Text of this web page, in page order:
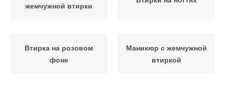
жемчужной втирки
Втирка на розовом
фоне
Маникюр с жемчужной
втиркой